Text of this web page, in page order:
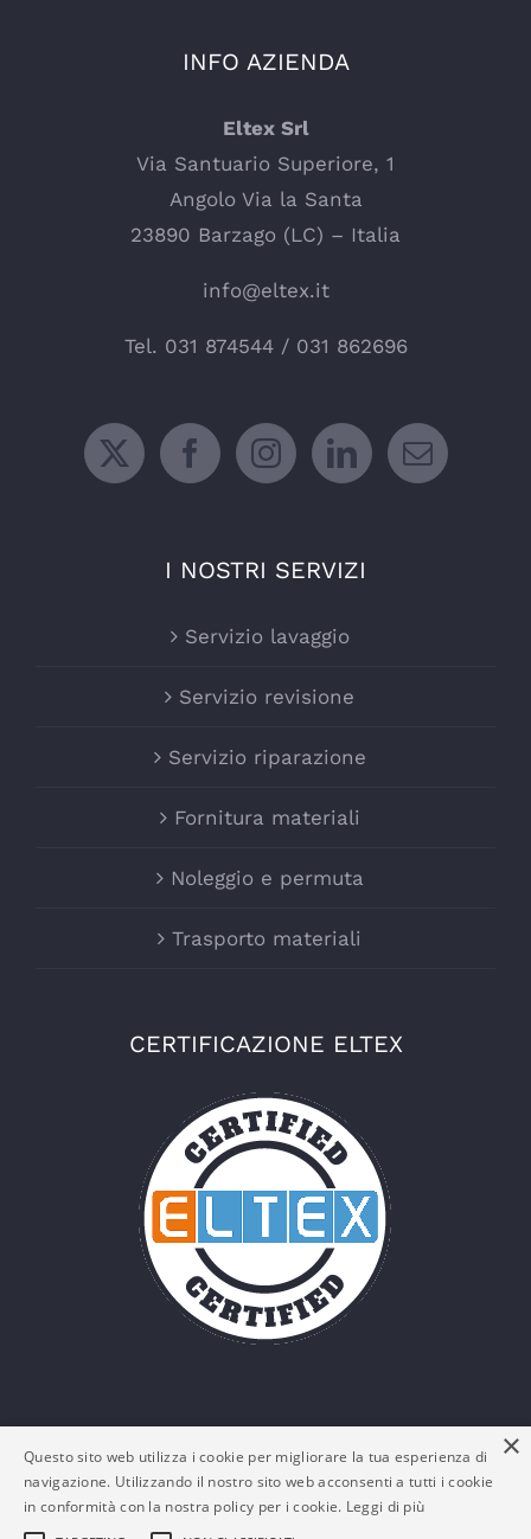
INFO AZIENDA
Eltex Srl
Via Santuario Superiore, 1
Angolo Via la Santa
23890 Barzago (LC) – Italia
info@eltex.it
Tel. 031 874544/ 031 862696
I NOSTRI SERVIZI
Servizio lavaggio
Servizio revisione
Servizio riparazione
Fornitura materiali
Noleggio e permuta
Trasporto materiali
CERTIFICAZIONE ELTEX
×
Questo sito web utilizza i cookie per migliorare la tua esperienza di
navigazione. Utilizzando il nostro sito web acconsenti a tutti i cookie
in conformità con la nostra policy per i cookie. Leggi di più